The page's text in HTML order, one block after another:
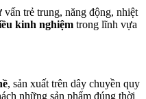
trẻ trung, năng động, nhiệt
kinh nghiệm trong lĩnh vựa
, sản xuất trên dây chuyền quy
những sản phẩm đúng thời